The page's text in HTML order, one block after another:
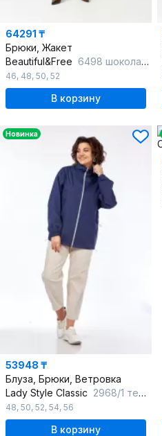
64291 ₸
Брюки, Жакет
Beautiful&Free 6498 шоколадный
46, 48, 50, 52
В корзину
Новинка
53948 ₸
Блуза, Брюки, Ветровка
Lady Style Classic 2968/1 темно-синий_с_бежевым
48, 50, 52, 54, 56
В корзину